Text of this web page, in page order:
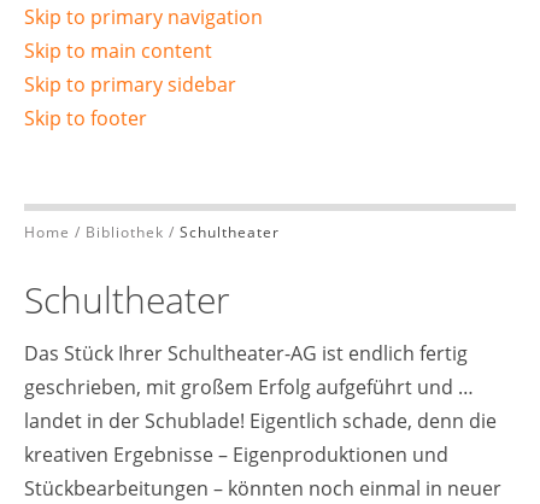
Skip to primary navigation
Skip to main content
Skip to primary sidebar
Skip to footer
Home / Bibliothek / Schultheater
Schultheater
Das Stück Ihrer Schultheater-AG ist endlich fertig
geschrieben, mit großem Erfolg aufgeführt und …
landet in der Schublade! Eigentlich schade, denn die
kreativen Ergebnisse – Eigenproduktionen und
Stückbearbeitungen – könnten noch einmal in neuer